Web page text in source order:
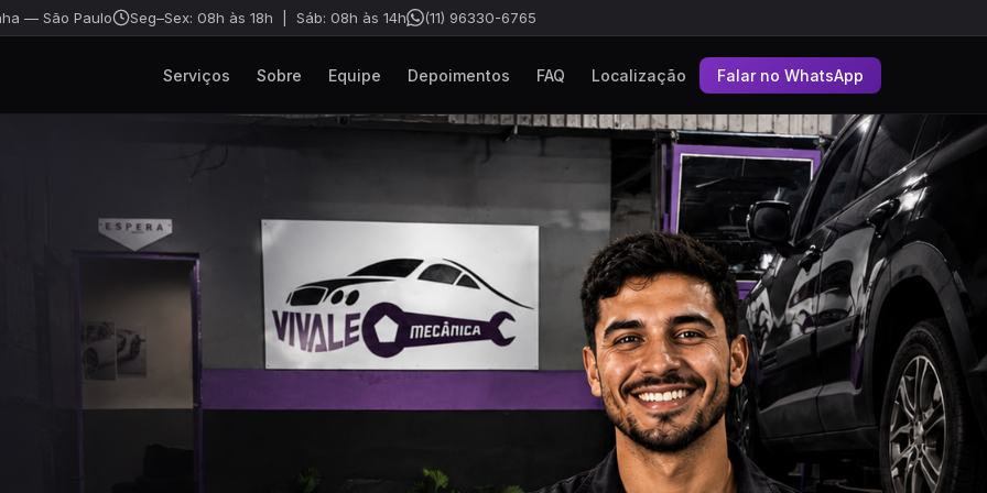
— São Paulo Seg–Sex: 08h às 18h | Sáb: 08h às 14h (11) 96330-6765
Serviços Sobre Equipe Depoimentos FAQ Localização Falar no WhatsApp